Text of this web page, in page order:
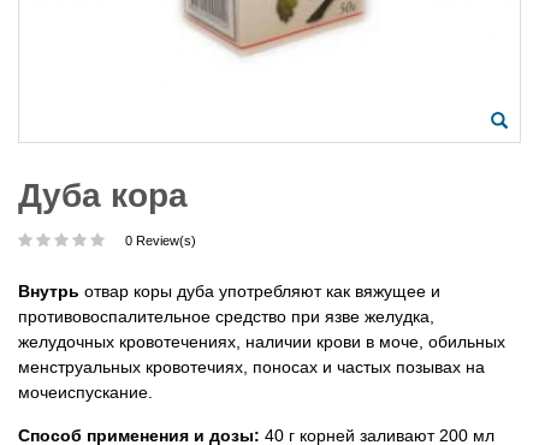
Дуба кора
0 Review(s)
Внутрь отвар коры дуба употребляют как вяжущее и
противовоспалительное средство при язве желудка,
желудочных кровотечениях, наличии крови в моче, обильных
менструальных кровотечиях, поносах и частых позывах на
мочеиспускание.
Способ применения и дозы: 40 г корней заливают 200 мл